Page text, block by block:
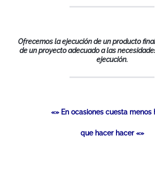
Ofrecemos la ejecución de un producto
de un proyecto adecuado a las
ejecución.
«» En ocasiones cuesta menos
que hacer hacer «»